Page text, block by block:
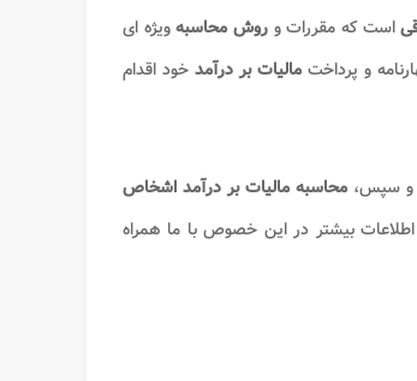
است که مقررات و روش محاسبهویژه ای
و پرداختمالیات بر درآمد خود اقدام
و سپس،محاسبه مالیات بر درآمد اشخاص
بیشتر در این خصوص با ما همراه